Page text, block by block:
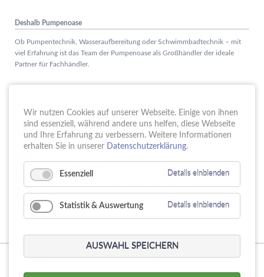
Deshalb Pumpenoase
Ob Pumpentechnik, Wasseraufbereitung oder Schwimmbadtechnik – mit
viel Erfahrung ist das Team der Pumpenoase als Großhändler der ideale
Partner für Fachhändler.
15. Schule trifft Wirtschaft bei der PUMPENoase!
18. Vortrag IT-Sicherheit
16 Jahre PUMPENoase
23.
Wir nutzen Cookies auf unserer Webseite. Einige von ihnen
sind essenziell, während andere uns helfen, diese Webseite
und Ihre Erfahrung zu verbessern. Weitere Informationen
erhalten Sie in unserer Datenschutzerklärung.
Essenziell Details einblenden
Statistik & Auswertung Details einblenden
AUSWAHL SPEICHERN